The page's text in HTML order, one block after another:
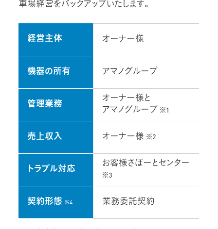
車場経営をバックアップいたします。
経営主体 オーナー様
機器の所有 アマノグループ
管理業務
オーナー様と
アマノグループ ※1
売上収入 オーナー様 ※2
トラブル対応
お客様さぽーとセンター
※3
契約形態 ※4 業務委託契約